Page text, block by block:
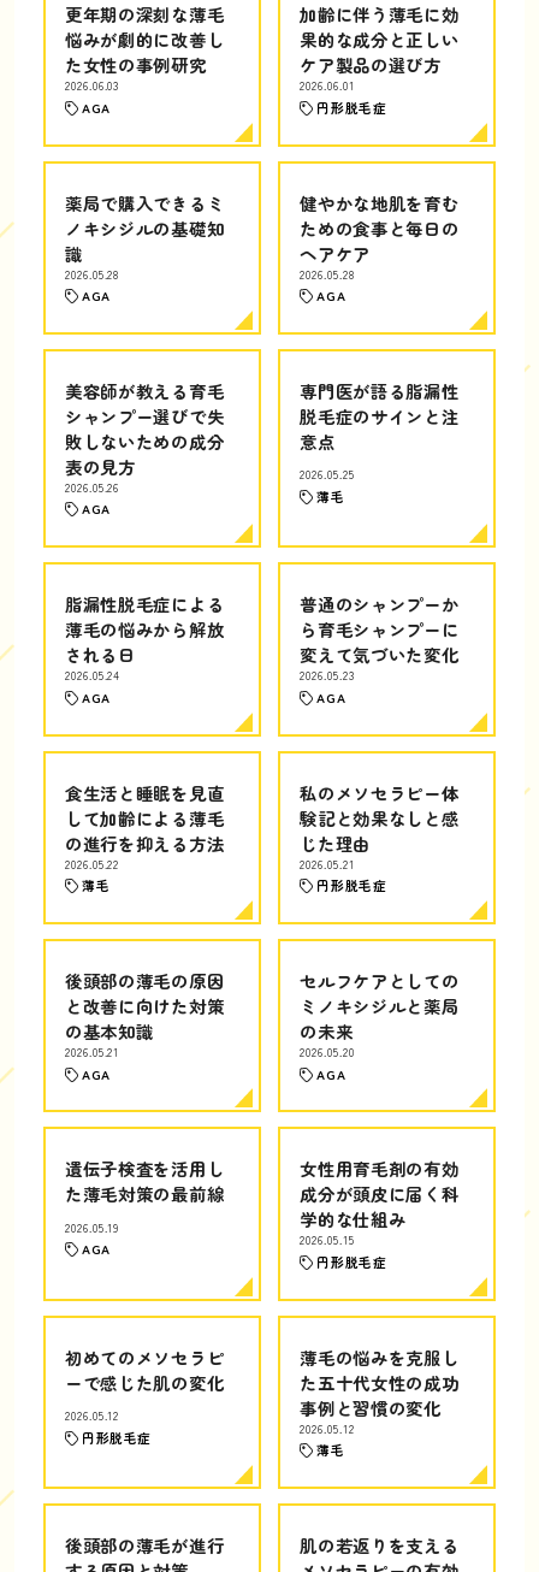
更年期の深刻な薄毛
悩みが劇的に改善し
た女性の事例研究
2026.06.03
AGA
加齢に伴う薄毛に効
果的な成分と正しい
ケア製品の選び方
2026.06.01
円形脱毛症
薬局で購入できるミ
ノキシジルの基礎知
識
2026.05.28
AGA
健やかな地肌を育む
ための食事と毎日の
ヘアケア
2026.05.28
AGA
美容師が教える育毛
シャンプー選びで失
敗しないための成分
表の見方
2026.05.26
AGA
専門医が語る脂漏性
脱毛症のサインと注
意点
2026.05.25
薄毛
脂漏性脱毛症による
薄毛の悩みから解放
される日
2026.05.24
AGA
普通のシャンプーか
ら育毛シャンプーに
変えて気づいた変化
2026.05.23
AGA
食生活と睡眠を見直
して加齢による薄毛
の進行を抑える方法
2026.05.22
薄毛
私のメソセラピー体
験記と効果なしと感
じた理由
2026.05.21
円形脱毛症
後頭部の薄毛の原因
と改善に向けた対策
の基本知識
2026.05.21
AGA
セルフケアとしての
ミノキシジルと薬局
の未来
2026.05.20
AGA
遺伝子検査を活用し
た薄毛対策の最前線
2026.05.19
AGA
女性用育毛剤の有効
成分が頭皮に届く科
学的な仕組み
2026.05.15
円形脱毛症
初めてのメソセラピ
ーで感じた肌の変化
2026.05.12
円形脱毛症
薄毛の悩みを克服し
た五十代女性の成功
事例と習慣の変化
2026.05.12
薄毛
後頭部の薄毛が進行
肌の若返りを支える